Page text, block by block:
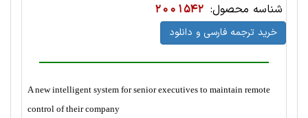
شناسه محصول: 2001542
خرید ترجمه فارسی و دانلود
A new intelligent system for senior executives to maintain remote
control of their company